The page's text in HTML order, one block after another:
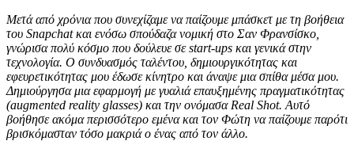
Μετά από χρόνια που συνεχίζαμε να παίζουμε μπάσκετ με τη βοήθεια
του Snapchatκαι ενόσω σπούδαζα νομική στο Σαν Φρανσίσκο,
γνώρισα πολύ κόσμο που δούλευε σε start-ups και γενικά στην
τεχνολογία. Ο συνδυασμός ταλέντου, δημιουργικότητας και
εφευρετικότητας μου έδωσε κίνητρο και άναψε μια σπίθα μέσα μου.
Δημιούργησα μια εφαρμογή με γυαλιά επαυξημένης πραγματικότητας
(augmented reality glasses) και την ονόμασα Real Shot. Αυτό
βοήθησε ακόμα περισσότερο εμένα και τον Φώτη να παίζουμε παρότι
βρισκόμασταν τόσο μακριά ο ένας από τον άλλο.